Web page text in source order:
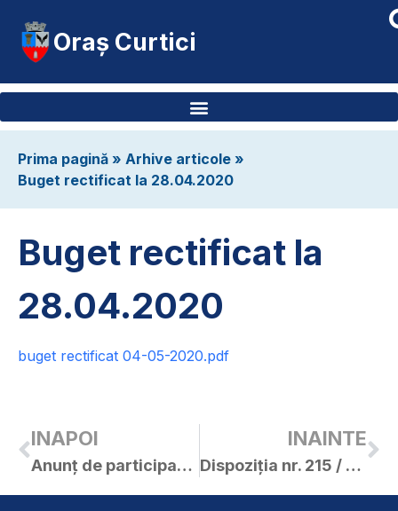
Oraș Curtici
Prima pagină » Arhive articole »
Buget rectificat la 28.04.2020
Buget rectificat la
28.04.2020
buget rectificat 04-05-2020.pdf
INAPOI
Anunț de participare – lucrări de reparații covor asfaltic pe străzile Bucegi, Matei Basarab, Avram Iancu
INAINTE
Dispoziția nr. 215 / 05.05.2020 – convocare C.L. Curtici în ședință extraordinară